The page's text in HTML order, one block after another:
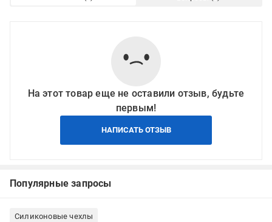
На этот товар еще не оставили отзыв, будьте
первым!
НАПИСАТЬ ОТЗЫВ
Популярные запросы
Силиконовые чехлы